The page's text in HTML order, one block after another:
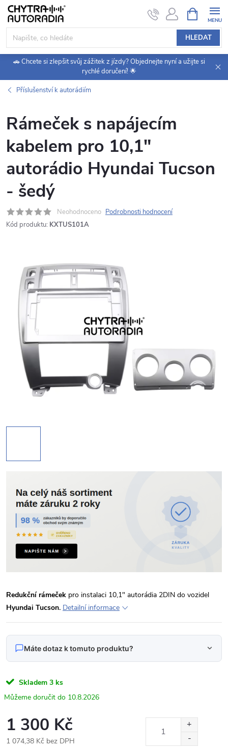
Přejít
obsah
HLEDAT
NÁKUPNÍ
KOŠÍK
🚗 Chcete si zlepšit svůj zážitek z jízdy? Objednejte nyní a užijte si
rychlé doručení! 🌟
Příslušenství k autorádiím
Rámeček s napájecím
kabelem pro 10,1"
autorádio Hyundai Tucson
- šedý
Neohodnoceno Podrobnosti hodnocení
Kód produktu: KXTUS101A
Redukční rámeček pro instalaci 10,1" autorádia 2DIN do vozidel
Hyundai Tucson. Detailní informace
Máte dotaz k tomuto produktu?
Napište nám svůj dotaz
Produkt:
Hyundai Tucson - šedý
Jméno
Skladem 3 ks
10.8.2026
1 300 Kč
1 074,38 Kč bez DPH